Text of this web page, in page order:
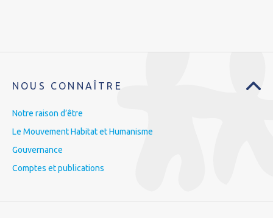
NOUS CONNAÎTRE
Notre raison d’être
Le Mouvement Habitat et Humanisme
Gouvernance
Comptes et publications